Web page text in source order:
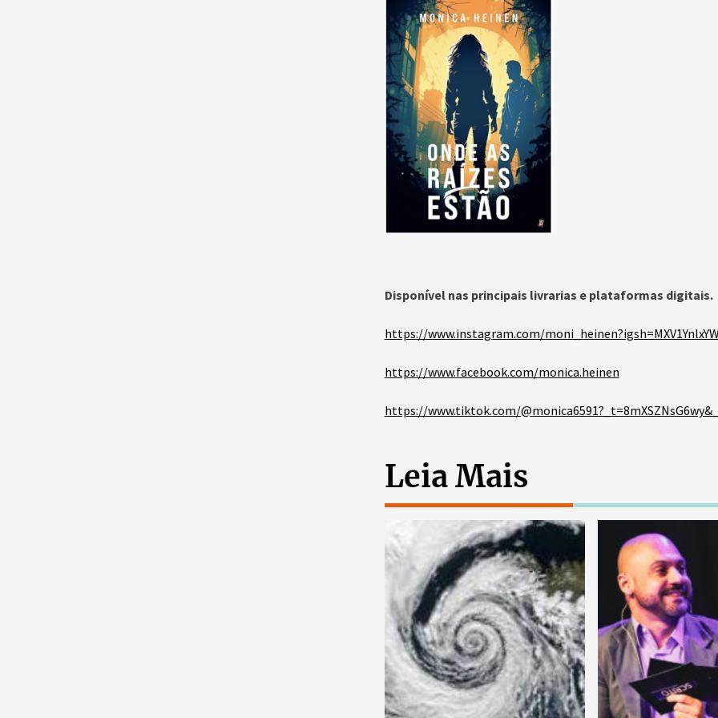
Disponível nas principais livrarias e plataformas digitais.
https://www.instagram.com/
https://www.facebook.com/monica.heinen
https://www.tiktok.com/
Leia Mais